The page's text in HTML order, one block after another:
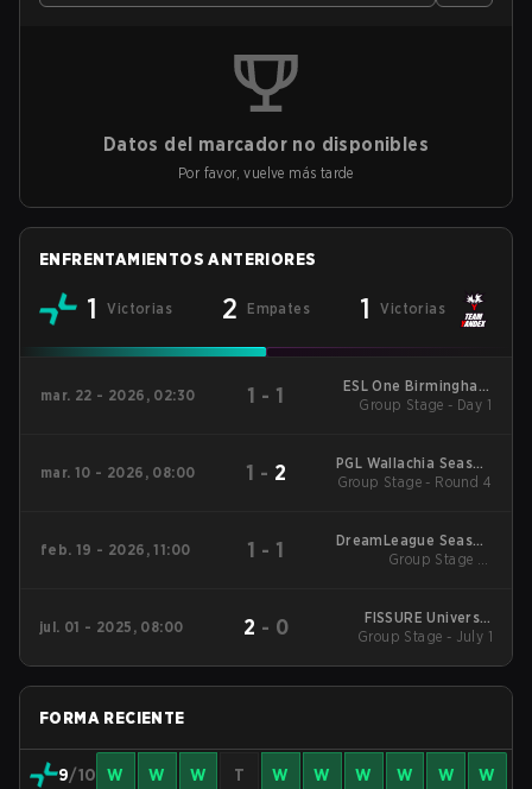
Datos del marcador no disponibles
Por favor, vuelve más tarde
ENFRENTAMIENTOS ANTERIORES
1 Victorias 2 Empates 1 Victorias
mar. 22 - 2026, 02:30 1 - 1
ESL One Birmingham
2026
Group Stage - Day 1
mar. 10 - 2026, 08:00 1 - 2
PGL Wallachia Season
7 Main Tournament
Group Stage - Round 4
feb. 19 - 2026, 11:00 1 - 1
DreamLeague Season
28
Group Stage 1 -
jul. 01 - 2025, 08:00 2 - 0
FISSURE Universe:
Episode 5
Group Stage - July 1
FORMA RECIENTE
9/10 W W W T W W W W W W